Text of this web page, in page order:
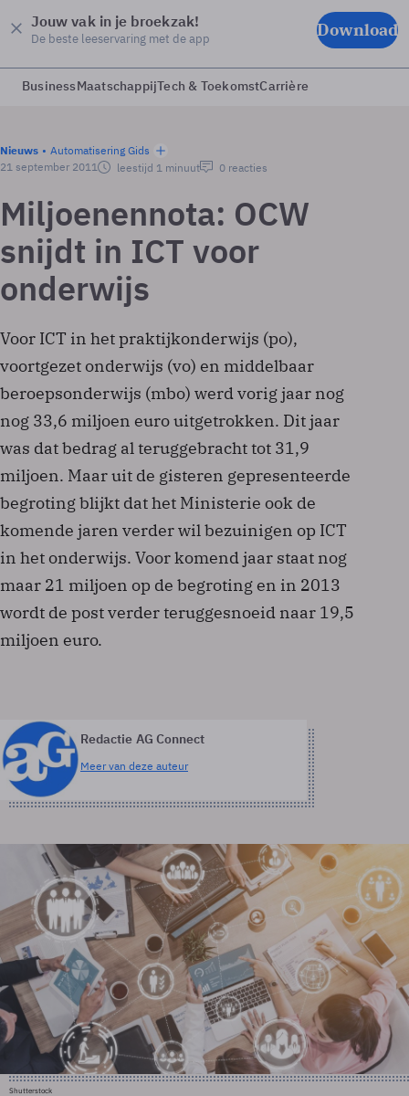
Jouw vak in je broekzak!
De beste leeservaring met de app Download
BusinessMaatschappijTech & ToekomstCarrière
Nieuws
Automatisering Gids
21 september 2011
leestijd 1 minuut 0 reacties
Miljoenennota: OCW
snijdt in ICT voor
onderwijs
Voor ICT in het praktijkonderwijs (po),
voortgezet onderwijs (vo) en middelbaar
beroepsonderwijs (mbo) werd vorig jaar nog
nog 33,6 miljoen euro uitgetrokken. Dit jaar
was dat bedrag al teruggebracht tot 31,9
miljoen. Maar uit de gisteren gepresenteerde
begroting blijkt dat het Ministerie ook de
komende jaren verder wil bezuinigen op ICT
in het onderwijs. Voor komend jaar staat nog
maar 21 miljoen op de begroting en in 2013
wordt de post verder teruggesnoeid naar 19,5
miljoen euro.
Redactie AG Connect
Meer van deze auteur
Shutterstock